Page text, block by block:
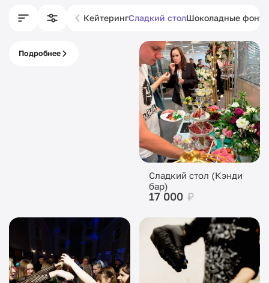
КейтерингСладкий столШоколадные
Подробнее
Сладкий стол (Кэнди
бар)
17 000 ₽